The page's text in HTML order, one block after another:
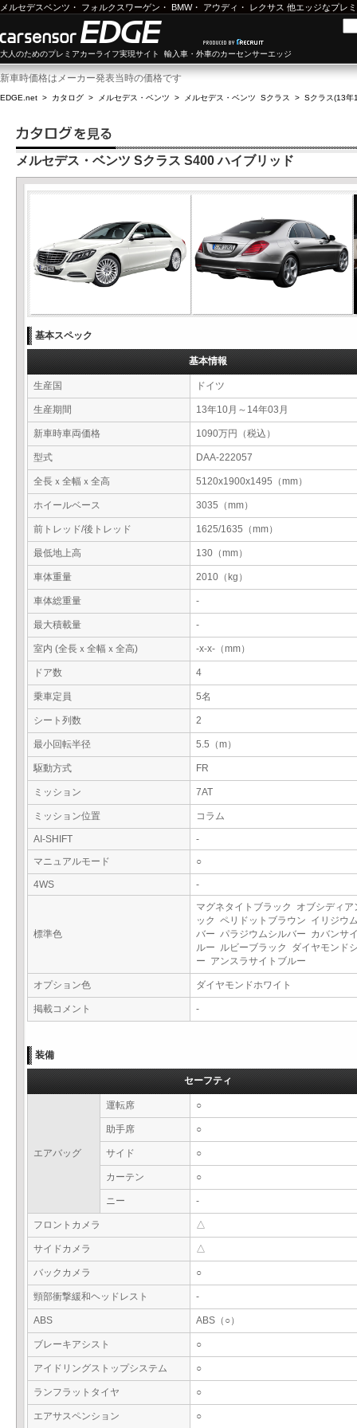
メルセデスベンツ ・ フォルクスワーゲン ・ BMW・ アウディ ・ レクサス 他エッジなプレ
大人のためのプレミアカーライフ実現サイト 輸入車・外車のカーセンサーエッジ
新車時価格はメーカー発表当時の価格です
EDGE.net > カタログ > メルセデス・ベンツ > メルセデス・ベンツ Sクラス > Sクラス(13年
メルセデス・ベンツ Sクラス S400 ハイブリッド
基本スペック
基本情報
生産国 ドイツ
生産期間 13年10月～14年03月
新車時車両価格 1090万円（税込）
型式 DAA-222057
全長ｘ全幅ｘ全高 5120x1900x1495（mm）
ホイールベース 3035（mm）
前トレッド/後トレッド 1625/1635（mm）
最低地上高 130（mm）
車体重量 2010（kg）
車体総重量 -
最大積載量 -
室内 (全長ｘ全幅ｘ全高) -x-x-（mm）
ドア数 4
乗車定員 5名
シート列数 2
最小回転半径 5.5（m）
駆動方式 FR
ミッション 7AT
ミッション位置 コラム
AI-SHIFT
-
マニュアルモード
○
4WS -
標準色
マグネタイトブラック オブシディア
ック ペリドットブラウン イリジウ
バー パラジウムシルバー カバンサ
ルー ルビーブラック ダイヤモンド
ー アンスラサイトブルー
オプション色 ダイヤモンドホワイト
掲載コメント -
装備
セーフティ
エアバッグ
運転席 ○
助手席 ○
サイド ○
カーテン ○
ニー -
フロントカメラ △
サイドカメラ △
バックカメラ ○
頸部衝撃緩和ヘッドレスト -
ABS ABS（○）
ブレーキアシスト ○
アイドリングストップシステム ○
ランフラットタイヤ ○
エアサスペンション ○